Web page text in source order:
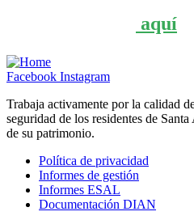
aquí
Facebook Instagram
Trabaja activamente por la calidad
seguridad de los residentes de
de su patrimonio.
Política de privacidad
Informes de gestión
Informes ESAL
Documentación DIAN